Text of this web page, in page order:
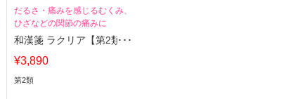
だるさ・痛みを感じるむくみ、
ひざなどの関節の痛みに
和漢箋 ラクリア【第2類】
¥3,890
第2類